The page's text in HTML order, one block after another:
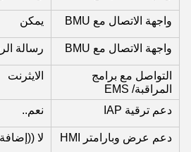
واجهة الاتصال مع BMU يمكن
واجهة الاتصال مع BMU رسالة
التواصل مع برامج
المراقبة/ EMS
الايثرنت
دعم ترقية IAP نعم..
دعم عرض وبارامتر HMI لا